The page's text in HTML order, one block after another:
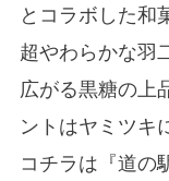
とコラボした和
超やわらかな羽
広がる黒糖の上
ントはヤミツキ
コチラは『道の